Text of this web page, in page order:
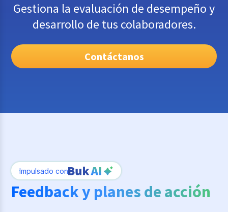
Gestiona la evaluación de desempeño y
desarrollo de tus colaboradores.
Contáctanos
Impulsado con
Feedback y planes de acción